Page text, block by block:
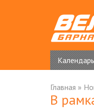
Календарь
Главная »
В